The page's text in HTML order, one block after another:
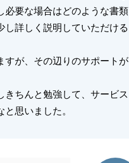
必要な場合はどのような書類
し詳しく説明していただける
すが、その辺りのサポートが
きちんと勉強して、サービス
思いました。